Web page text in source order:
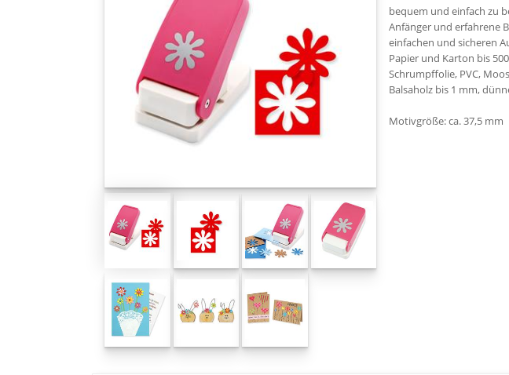
bequem und einfach zu
Anfänger und erfahrene
einfachen und sicheren
Papier und Karton bis
Schrumpffolie, PVC,
Balsaholz bis 1 mm,
Motivgröße: ca. 37,5 mm